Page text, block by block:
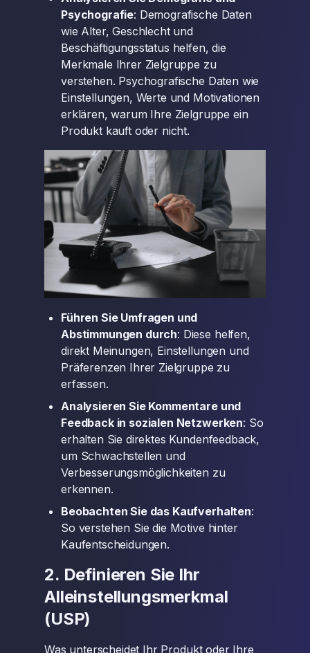
Psychografie: Demografische Daten
wie Alter, Geschlecht und
Beschäftigungsstatus helfen, die
Merkmale Ihrer Zielgruppe zu
verstehen. Psychografische Daten wie
Einstellungen, Werte und Motivationen
erklären, warum Ihre Zielgruppe ein
Produkt kauft oder nicht.
Führen Sie Umfragen und
Abstimmungen durch: Diese helfen,
direkt Meinungen, Einstellungen und
Präferenzen Ihrer Zielgruppe zu
erfassen.
Analysieren Sie Kommentare und
Feedback in sozialen Netzwerken: So
erhalten Sie direktes Kundenfeedback,
um Schwachstellen und
Verbesserungsmöglichkeiten zu
erkennen.
Beobachten Sie das Kaufverhalten:
So verstehen Sie die Motive hinter
Kaufentscheidungen.
2. Definieren Sie Ihr
Alleinstellungsmerkmal
(USP)
Was unterscheidet Ihr Produkt oder Ihre